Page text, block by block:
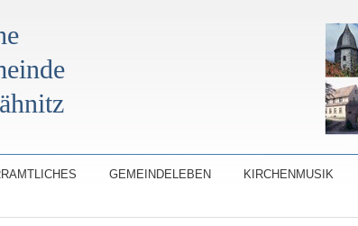
GEMEINDELEBEN KIRCHENMUSIK